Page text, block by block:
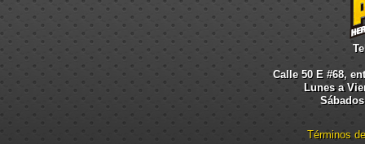
Calle 50 E #68,
Lunes a
Términos